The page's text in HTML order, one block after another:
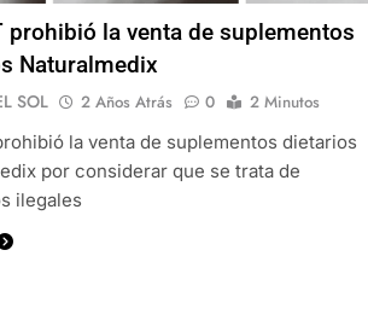
prohibió la venta de suplementos
Naturalmedix
SOL 2 Años Atrás 0
2 Minutos
la venta de suplementos dietarios
por considerar que se trata de
ilegales